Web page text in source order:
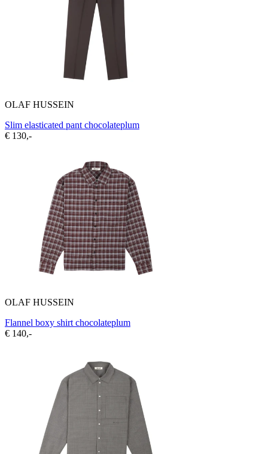
OLAF HUSSEIN
Slim elasticated pant chocolateplum
€ 130,-
OLAF HUSSEIN
Flannel boxy shirt chocolateplum
€ 140,-